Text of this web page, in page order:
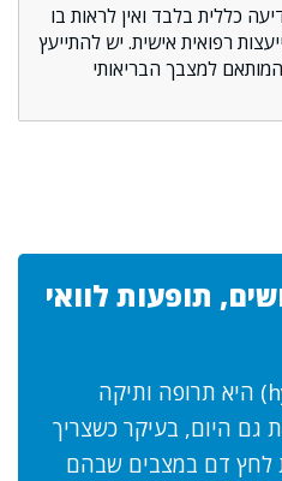
כללית בלבד ואין לראות בו
רפואית אישית. יש להתייעץ
למצבך הבריאותי
תופעות לוואי
הידראלאזין (hydralazine) היא תרופה ותיקה
גם היום, בעיקר כשצריך
לחץ דם במצבים שבהם